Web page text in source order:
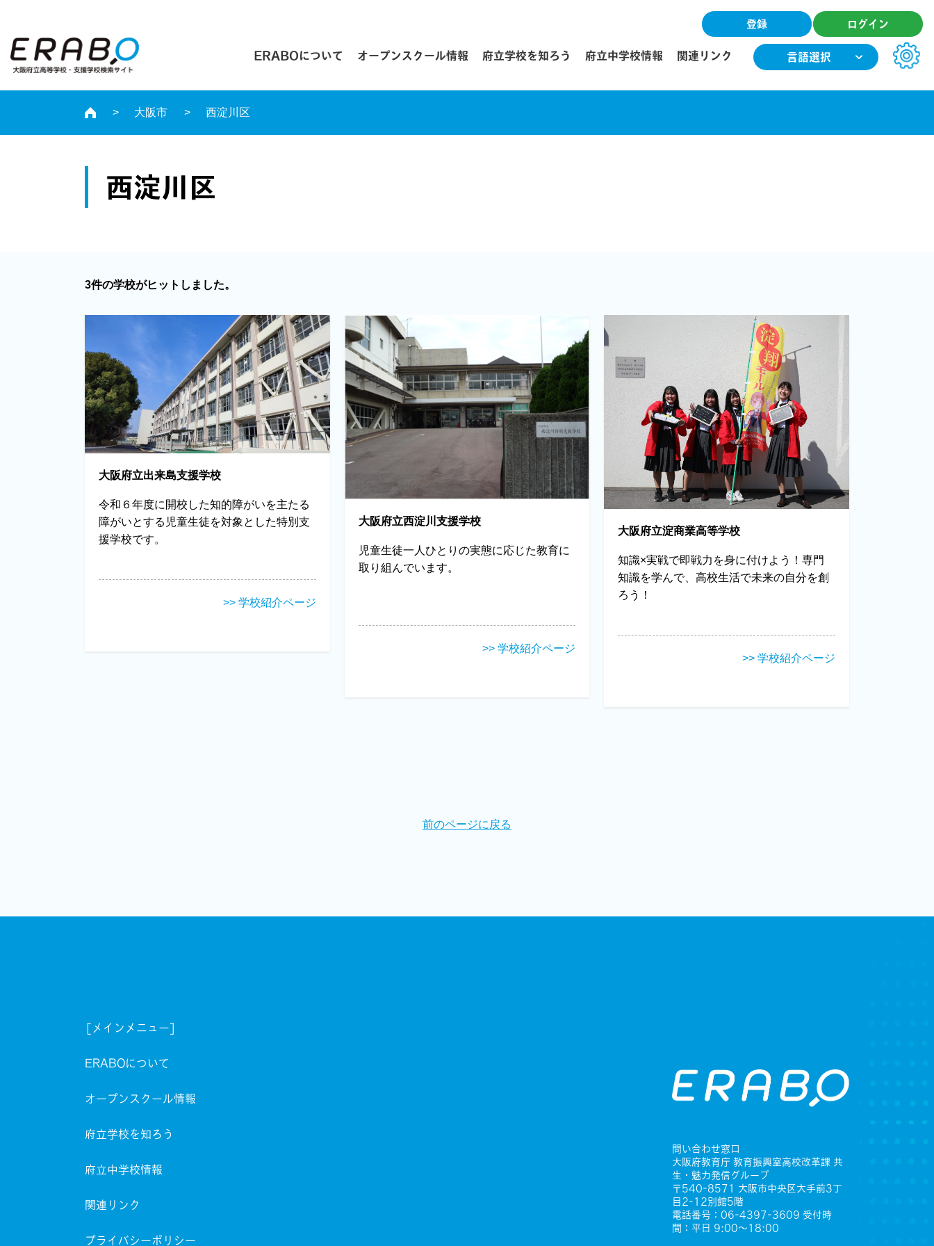
登録 ログイン
ERABOについて オープンスクール情報 府立学校を知ろう 府立中学校情報 関連リンク 言語選択
大阪市 西淀川区
西淀川区
3件の学校がヒットしました。
大阪府立出来島支援学校
令和６年度に開校した知的障がいを主たる
障がいとする児童生徒を対象とした特別支
援学校です。
>> 学校紹介ページ
大阪府立西淀川支援学校
児童生徒一人ひとりの実態に応じた教育に
取り組んでいます。
>> 学校紹介ページ
大阪府立淀商業高等学校
知識×実戦で即戦力を身に付けよう！専門
知識を学んで、高校生活で未来の自分を創
ろう！
>> 学校紹介ページ
前のページに戻る
[メインメニュー]
ERABOについて
オープンスクール情報
府立学校を知ろう
府立中学校情報
関連リンク
プライバシーポリシー
問い合わせ窓口
大阪府教育庁 教育振興室高校改革課 共
生・魅力発信グループ
〒540-8571 大阪市中央区大手前3丁
目2-12別館5階
電話番号：06-4397-3609 受付時
間：平日 9:00〜18:00